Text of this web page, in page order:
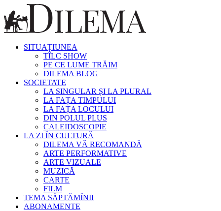
SITUAȚIUNEA
TÎLC SHOW
PE CE LUME TRĂIM
DILEMA BLOG
SOCIETATE
LA SINGULAR ȘI LA PLURAL
LA FAȚA TIMPULUI
LA FAȚA LOCULUI
DIN POLUL PLUS
CALEIDOSCOPIE
LA ZI ÎN CULTURĂ
DILEMA VĂ RECOMANDĂ
ARTE PERFORMATIVE
ARTE VIZUALE
MUZICĂ
CARTE
FILM
TEMA SĂPTĂMÎNII
ABONAMENTE